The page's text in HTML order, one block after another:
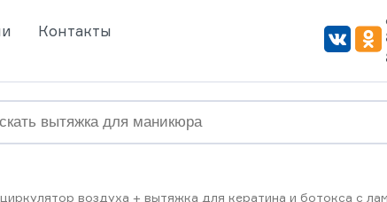
Контакты
воздуха + вытяжка для кератина и ботокса с